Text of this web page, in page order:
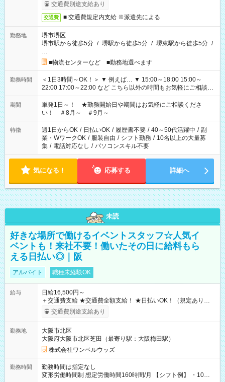
交通費別途支給あり
交通費 ■ 交通費規定内支給 ※派遣先による
勤務地
堺市堺区
堺市駅から徒歩5分 / 堺駅から徒歩5分 / 堺東駅から徒歩5分 /
…
■物流センターなど ■勤務地選べます
勤務時間
＜1日3時間～OK！＞ ▼ 例えば… ▼ 15:00～18:00 15:00～
22:00 17:00～22:00 など こちら以外の時間もお気軽にご相談く
ださい！
期間
単発1日～！ ★勤務開始日や期間はお気軽にご相談くださ
い！ ＃8月～ ＃9月～
特徴 週1日からOK / 日払いOK / 履歴書不要 / 40～50代活躍中 / 副
業・WワークOK / 服装自由 / シフト勤務 / 10名以上の大量募
集 / 電話対応なし / パソコンスキル不要
気になる！ 応募する 詳細へ
未読
好きな場所で働けるイベントスタッフ☆人気イ
ベントも！来社不要！働いたその日に給料もら
える日払い◎｜阪
アルバイト 職種未経験OK
給与
日給16,500円～
＋交通費支給 ★交通費全額支給！ ★日払いOK！（規定あり） ┗
働いたその日に現金GET♪ お仕事後はコンビニATMから 日払
交通費別途支給あり
勤務地
大阪市北区
大阪府大阪市北区芝田（最寄り駅：大阪梅田駅）
株式会社ワンベルウッズ
勤務時間
勤務時間は指定なし
変形労働時間制 想定労働時間160時間/月 【シフト例】 ・10：